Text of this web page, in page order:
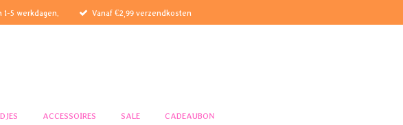
5 werkdagen. Vanaf €2,99 verzendkosten
ACCESSOIRES SALE CADEAUBON